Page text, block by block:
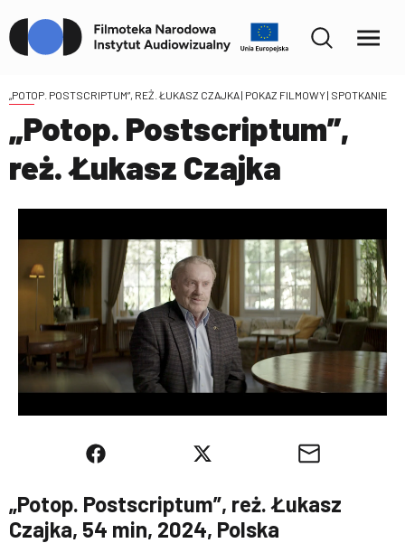
„POTOP. POSTSCRIPTUM”, REŻ. ŁUKASZ CZAJKA| POKAZ FILMOWY | SPOTKANIE
„Potop. Postscriptum”,
reż. Łukasz Czajka
„Potop. Postscriptum”, reż. Łukasz
Czajka, 54 min, 2024, Polska